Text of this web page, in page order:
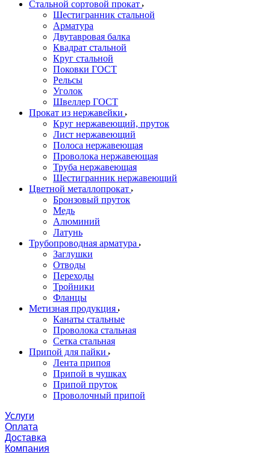
Стальной сортовой прокат
Шестигранник стальной
Арматура
Двутавровая балка
Квадрат стальной
Круг стальной
Поковки ГОСТ
Рельсы
Уголок
Швеллер ГОСТ
Прокат из нержавейки
Круг нержавеющий, пруток
Лист нержавеющий
Полоса нержавеющая
Проволока нержавеющая
Труба нержавеющая
Шестигранник нержавеющий
Цветной металлопрокат
Бронзовый пруток
Медь
Алюминий
Латунь
Трубопроводная арматура
Заглушки
Отводы
Переходы
Тройники
Фланцы
Метизная продукция
Канаты стальные
Проволока стальная
Сетка стальная
Припой для пайки
Лента припоя
Припой в чушках
Припой пруток
Проволочный припой
Услуги
Оплата
Доставка
Компания